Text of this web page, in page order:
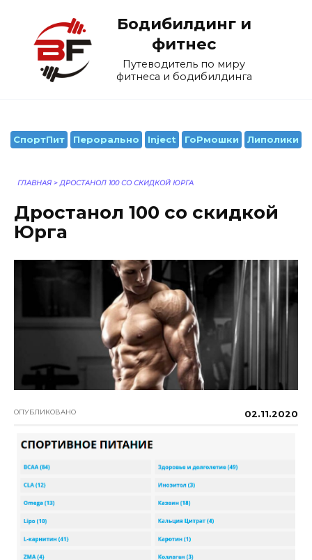
содержанию
Бодибилдинг и
фитнес
Путеводитель по миру
фитнеса и бодибилдинга
СпортПит Перорально Inject ГоРмошки Липолики
ГЛАВНАЯ > ДРОСТАНОЛ 100 СО СКИДКОЙ ЮРГА
Дростанол 100 со скидкой
Юрга
ОПУБЛИКОВАНО 02.11.2020